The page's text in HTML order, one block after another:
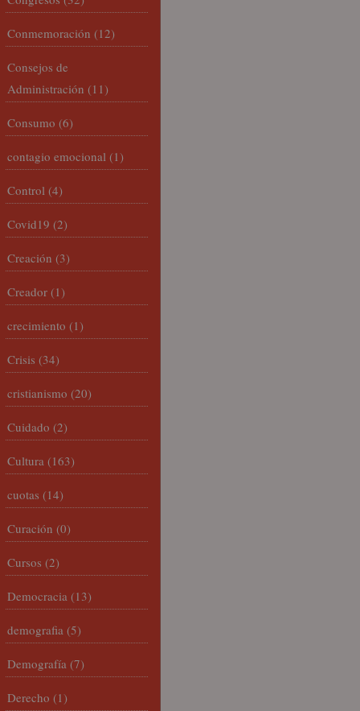
Conmemoración (12)
Consejos de
Administración (11)
Consumo (6)
contagio emocional (1)
Control (4)
Covid19 (2)
Creación (3)
Creador (1)
crecimiento (1)
Crisis (34)
cristianismo (20)
Cuidado (2)
Cultura (163)
cuotas (14)
Curación (0)
Cursos (2)
Democracia (13)
demografia (5)
Demografía (7)
Derecho (1)